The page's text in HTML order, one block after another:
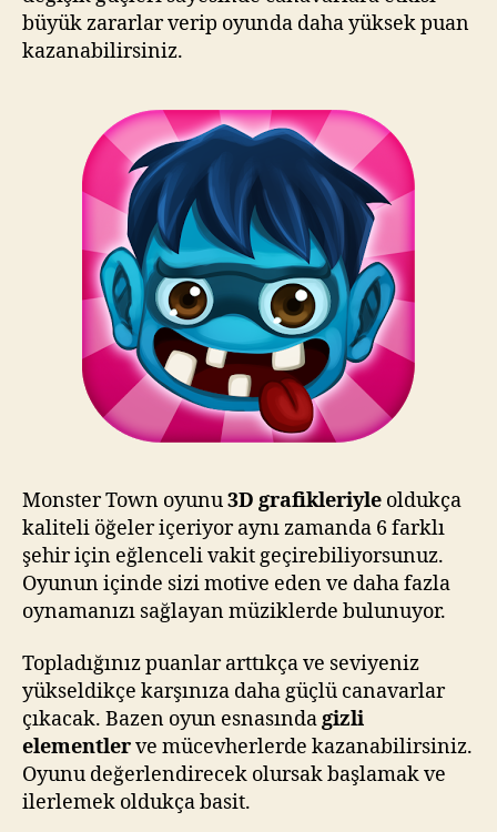
büyük zararlar verip oyunda daha yüksek puan
kazanabilirsiniz.
Monster Town oyunu3D grafikleriyle oldukça
kaliteli öğeler içeriyor aynı zamanda 6 farklı
şehir için eğlenceli vakit geçirebiliyorsunuz.
Oyunun içinde sizi motive eden ve daha fazla
oynamanızı sağlayan müziklerde bulunuyor.
Topladığınız puanlar arttıkça ve seviyeniz
yükseldikçe karşınıza daha güçlü canavarlar
çıkacak. Bazen oyun esnasındagizli
elementlerve mücevherlerde kazanabilirsiniz.
Oyunu değerlendirecek olursak başlamak ve
ilerlemek oldukça basit.